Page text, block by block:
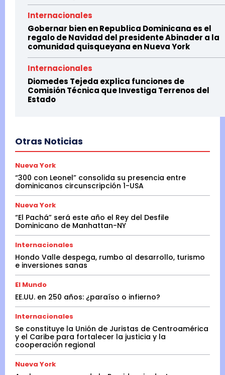
Internacionales
Gobernar bien en Republica Dominicana es el
regalo de Navidad del presidente Abinader a la
comunidad quisqueyana en Nueva York
Internacionales
Diomedes Tejeda explica funciones de
Comisión Técnica que Investiga Terrenos del
Estado
Otras Noticias
Nueva York
“300 con Leonel” consolida su presencia entre
dominicanos circunscripción 1-USA
Nueva York
“El Pachá” será este año el Rey del Desfile
Dominicano de Manhattan-NY
Internacionales
Hondo Valle despega, rumbo al desarrollo, turismo
e inversiones sanas
El Mundo
EE.UU. en 250 años: ¿paraíso o infierno?
Internacionales
Se constituye la Unión de Juristas de Centroamérica
y el Caribe para fortalecer la justicia y la
cooperación regional
Nueva York